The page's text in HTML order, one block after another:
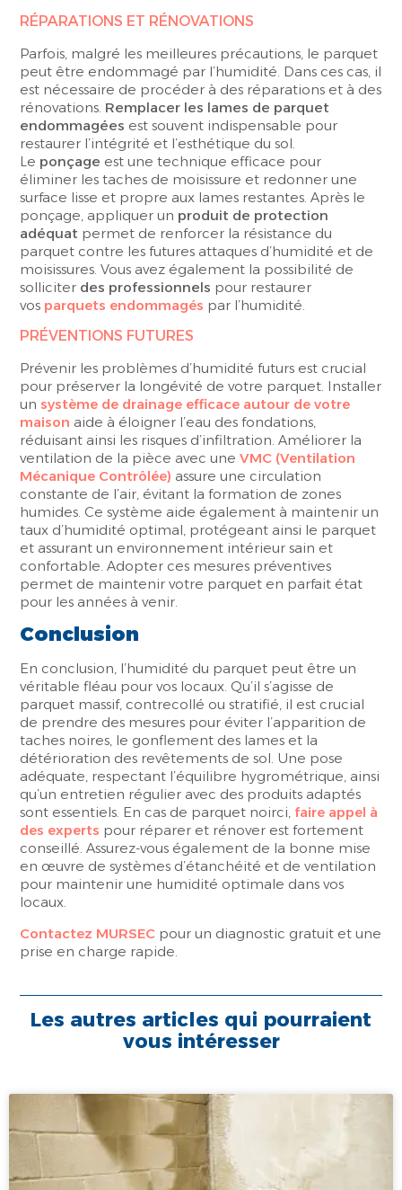
RÉPARATIONS ET RÉNOVATIONS
Parfois, malgré les meilleures précautions, le parquet
peut être endommagé par l’humidité. Dans ces cas, il
est nécessaire de procéder à des réparations et à des
rénovations. Remplacer les lames de parquet
endommagées est souvent indispensable pour
restaurer l’intégrité et l’esthétique du sol.
Le ponçage est une technique efficace pour
éliminer les taches de moisissure et redonner une
surface lisse et propre aux lames restantes. Après le
ponçage, appliquer un produit de protection
adéquat permet de renforcer la résistance du
parquet contre les futures attaques d’humidité et de
moisissures. Vous avez également la possibilité de
solliciter des professionnels pour restaurer
vos parquets endommagés par l’humidité.
PRÉVENTIONS FUTURES
Prévenir les problèmes d’humidité futurs est crucial
pour préserver la longévité de votre parquet. Installer
unsystème de drainage efficace autour de votre
maison aide à éloigner l’eau des fondations,
réduisant ainsi les risques d’infiltration. Améliorer la
ventilation de la pièce avec uneVMC (Ventilation
Mécanique Contrôlée) assure une circulation
constante de l’air, évitant la formation de zones
humides. Ce système aide également à maintenir un
taux d’humidité optimal, protégeant ainsi le parquet
et assurant un environnement intérieur sain et
confortable. Adopter ces mesures préventives
permet de maintenir votre parquet en parfait état
pour les années à venir.
Conclusion
En conclusion, l’humidité du parquet peut être un
véritable fléau pour vos locaux. Qu’il s’agisse de
parquet massif, contrecollé ou stratifié, il est crucial
de prendre des mesures pour éviter l’apparition de
taches noires, le gonflement des lames et la
détérioration des revêtements de sol. Une pose
adéquate, respectant l’équilibre hygrométrique, ainsi
qu’un entretien régulier avec des produits adaptés
sont essentiels. En cas de parquet noirci, faire appel à
des experts pour réparer et rénover est fortement
conseillé. Assurez-vous également de la bonne mise
en œuvre de systèmes d’étanchéité et de ventilation
pour maintenir une humidité optimale dans vos
locaux.
Contactez MURSEC pour un diagnostic gratuit et une
prise en charge rapide.
Les autres articles qui pourraient
vous intéresser